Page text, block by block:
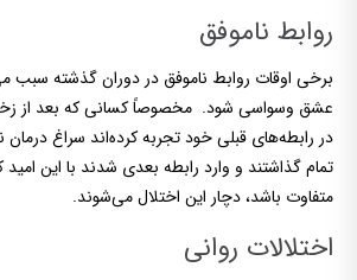
روابط ناموفق
برخی اوقات روابط ناموفق در دوران گذشته
عشق وسواسی شود. مخصوصاً کسانی که بعد از
در رابطه‌های قبلی خود تجربه کرده‌اند سراغ درمان
تمام گذاشتند و وارد رابطه بعدی شدند با این امید
متفاوت باشد، دچار این اختلال می‌شوند.
اختلالات روانی